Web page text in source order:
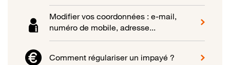
Modifier vos coordonnées : e-mail,
numéro de mobile, adresse...
Comment régulariser un impayé ?